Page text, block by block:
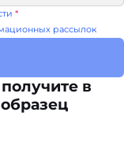
*
рассылок
в